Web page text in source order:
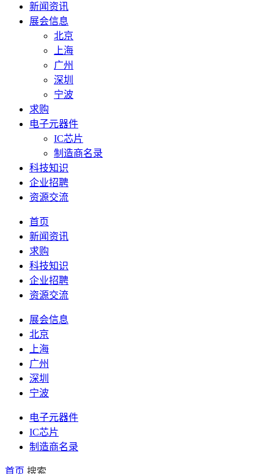
新闻资讯
展会信息
北京
上海
广州
深圳
宁波
求购
电子元器件
IC芯片
制造商名录
科技知识
企业招聘
资源交流
首页
新闻资讯
求购
科技知识
企业招聘
资源交流
展会信息
北京
上海
广州
深圳
宁波
电子元器件
IC芯片
制造商名录
首页 搜索